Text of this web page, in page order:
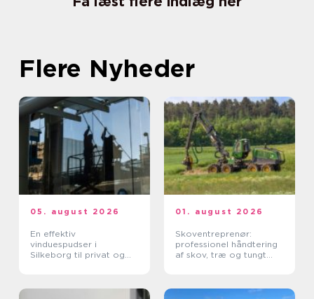
Flere Nyheder
05. august 2026
En effektiv
vinduespudser i
Silkeborg til privat og
01. august 2026
Skoventreprenør:
professionel håndtering
af skov, træ og tungt